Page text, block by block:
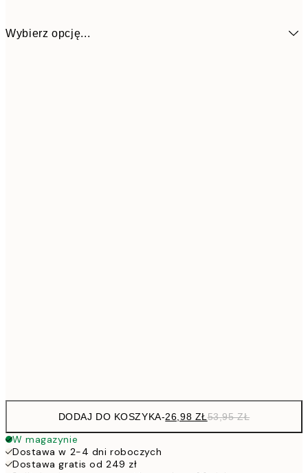
Wybierz opcję...
DODAJ DO KOSZYKA-26,98 ZŁ 53,95 ZŁ
W magazynie
Dostawa w 2-4 dni roboczych
Dostawa gratis od 249 zł